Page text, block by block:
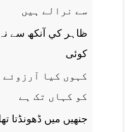
سے نرالے ہيں
ظاہر کي آنکھ سے
کوئی
کہوں کيا آرزوئے
کو کہاں تک ہے
جنھيں ميں ڈھونڈتا